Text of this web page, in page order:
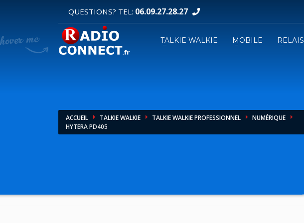
DEMANDE DE DEVIS
1 Sélectionnez vos produits.
QUESTIONS? TEL: 06.09.27.28.27
TALKIE WALKIE MOBILE RELAIS
ACCUEIL TALKIE WALKIE TALKIE WALKIE PROFESSIONNEL
NUMÉRIQUE
HYTERA PD405